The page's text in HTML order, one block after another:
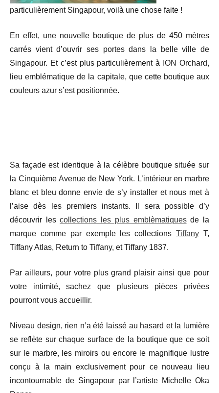
particulièrement Singapour, voilà une chose faite !
En effet, une nouvelle boutique de plus de 450 mètres
carrés vient d’ouvrir ses portes dans la belle ville de
Singapour. Et c’est plus particulièrement à ION Orchard,
lieu emblématique de la capitale, que cette boutique aux
couleurs azur s’est positionnée.
Sa façade est identique à la célèbre boutique située sur
la Cinquième Avenue de New York. L’intérieur en marbre
blanc et bleu donne envie de s’y installer et nous met à
l’aise dès les premiers instants. Il sera possible d’y
découvrir lescollections les plus emblèmatiquesde la
marque comme par exemple les collectionsTiffany T,
Tiffany Atlas, Return to Tiffany, et Tiffany 1837.
Par ailleurs, pour votre plus grand plaisir ainsi que pour
votre intimité, sachez que plusieurs pièces privées
pourront vous accueillir.
Niveau design, rien n’a été laissé au hasard et la lumière
se reflète sur chaque surface de la boutique que ce soit
sur le marbre, les miroirs ou encore le magnifique lustre
conçu à la main exclusivement pour ce nouveau lieu
incontournable de Singapour par l’artiste Michelle Oka